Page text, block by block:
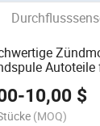
Autoteile
27301-22600
-10,00 $
(MOQ)